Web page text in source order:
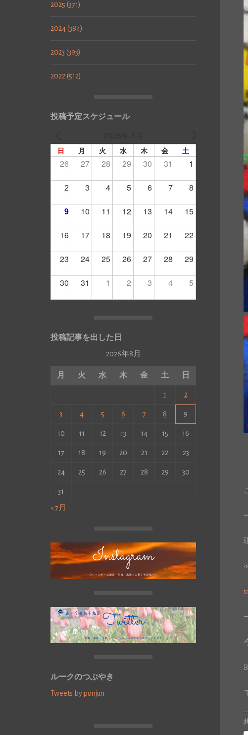
2025 (371)
2024 (384)
2023 (393)
2022 (512)
投稿予定スケジュール
日 月 火 水 木 金 土
26 27 28 29 30 31 1
2 3 4 5 6 7 8
9 10 11 12 13 14 15
16 17 18 19 20 21 22
23 24 25 26 27 28 29
30 31 1 2 3 4 5
投稿記事を出した日
2026年8月
月 火 水 木 金 土 日
1 2
3 4 5 6 7 8 9
10 11 12 13 14 15 16
17 18 19 20 21 22 23
24 25 26 27 28 29 30
31
« 7月
ルークのつぶやき
Tweets by ponjun